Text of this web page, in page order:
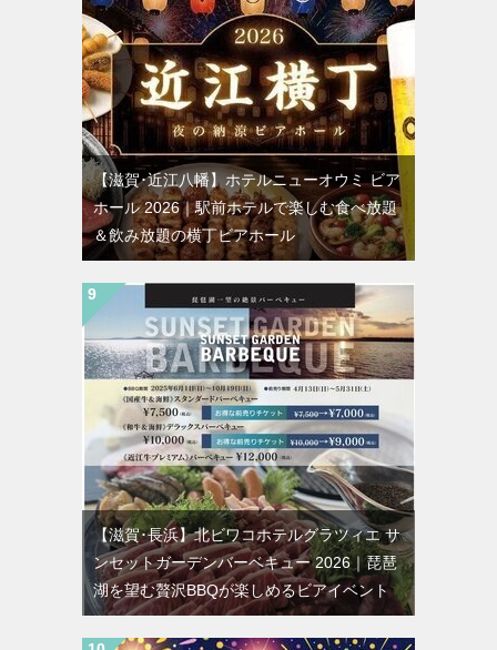
【滋賀･近江八幡】ホテルニューオウミ ビア
ホール 2026｜駅前ホテルで楽しむ食べ放題
＆飲み放題の横丁ビアホール
【滋賀･長浜】北ビワコホテルグラツィエ サ
ンセットガーデンバーベキュー 2026｜琵琶
湖を望む贅沢BBQが楽しめるビアイベント